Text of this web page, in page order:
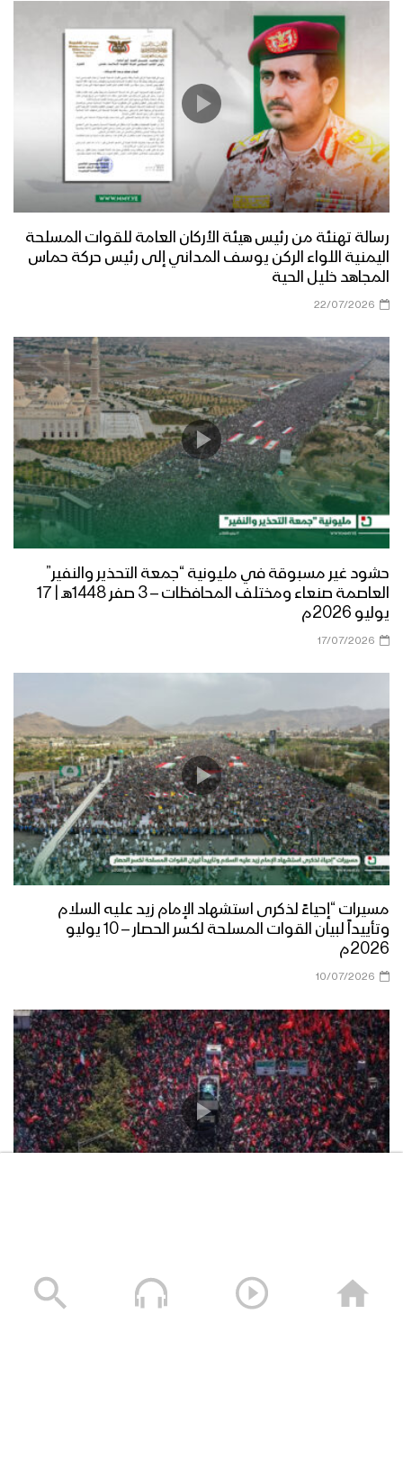
رسالة تهنئة من رئيس هيئة الأركان العامة للقوات المسلحة
اليمنية اللواء الركن يوسف المداني إلى رئيس حركة حماس
المجاهد خليل الحية
22/07/2026
حشود غير مسبوقة في مليونية “جمعة التحذير والنفير”
العاصمة صنعاء ومختلف المحافظات – 3 صفر 1448هـ | 17
يوليو 2026م
17/07/2026
مسيرات “إحياءً لذكرى استشهاد الإمام زيد عليه السلام
وتأييداً لبيان القوات المسلحة لكسر الحصار – 10 يوليو
2026م
10/07/2026
06/07/2026